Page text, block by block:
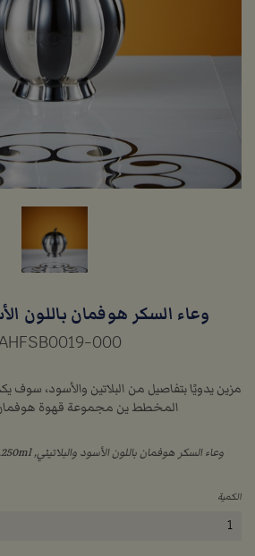
وعاء السكر هوفمان باللون
000
مزين يدويًا بتفاصيل من البلاتين والأسود،
المخطط ين مجموعة قهوة
وعاء السكر هوفمان باللون الأسود والبلاتيني, 250ml, أسود ذهبي, (AED6,535)
الكمية
1